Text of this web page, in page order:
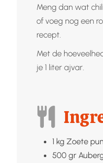
Meng dan wat
of voeg nog een
recept.
Met de
je 1 liter ajvar.
1 kg Zoete
500 gr